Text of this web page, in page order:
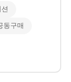
동구매